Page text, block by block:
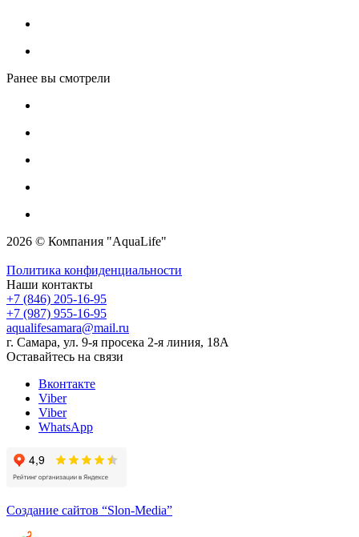
Ранее вы смотрели
2026 © Компания "AquaLife"
Политика конфиденциальности
Наши контакты
+7 (846) 205-16-95
+7 (987) 955-16-95
aqualifesamara@mail.ru
г. Самара, ул. 9-я просека 2-я линия, 18А
Оставайтесь на связи
Вконтакте
Viber
Viber
WhatsApp
Создание сайтов “Slon-Media”